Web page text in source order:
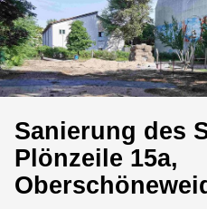
Sanierung des
Plönzeile 15a,